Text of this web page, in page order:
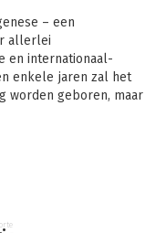
– een
allerlei
en internationaal-
enkele jaren zal het
worden geboren, maar
op het
uit wie het kind
toepassing van